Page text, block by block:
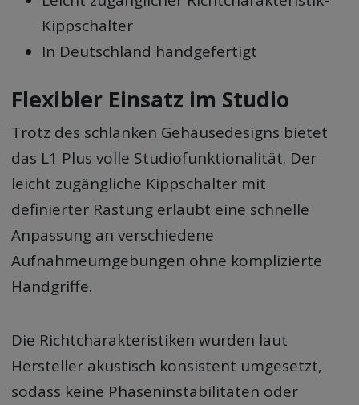
Kippschalter
In Deutschland handgefertigt
Flexibler Einsatz im Studio
Trotz des schlanken Gehäusedesigns bietet
das L1 Plus volle Studiofunktionalität. Der
leicht zugängliche Kippschalter mit
definierter Rastung erlaubt eine schnelle
Anpassung an verschiedene
Aufnahmeumgebungen ohne komplizierte
Handgriffe.
Die Richtcharakteristiken wurden laut
Hersteller akustisch konsistent umgesetzt,
sodass keine Phaseninstabilitäten oder